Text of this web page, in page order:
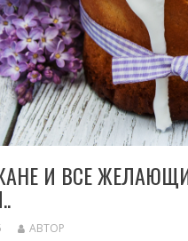
И ВСЕ
АВТОР